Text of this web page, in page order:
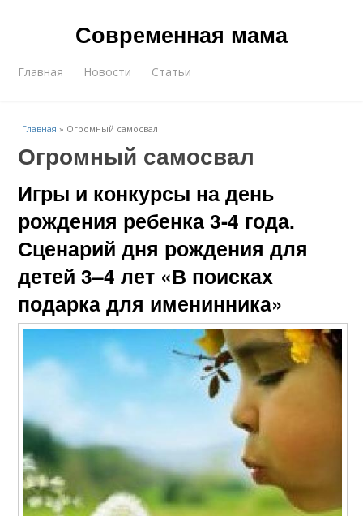
Современная мама
Главная Новости Статьи
Главная » Огромный самосвал
Огромный самосвал
Игры и конкурсы на день
рождения ребенка 3-4 года.
Сценарий дня рождения для
детей 3–4 лет «В поисках
подарка для именинника»